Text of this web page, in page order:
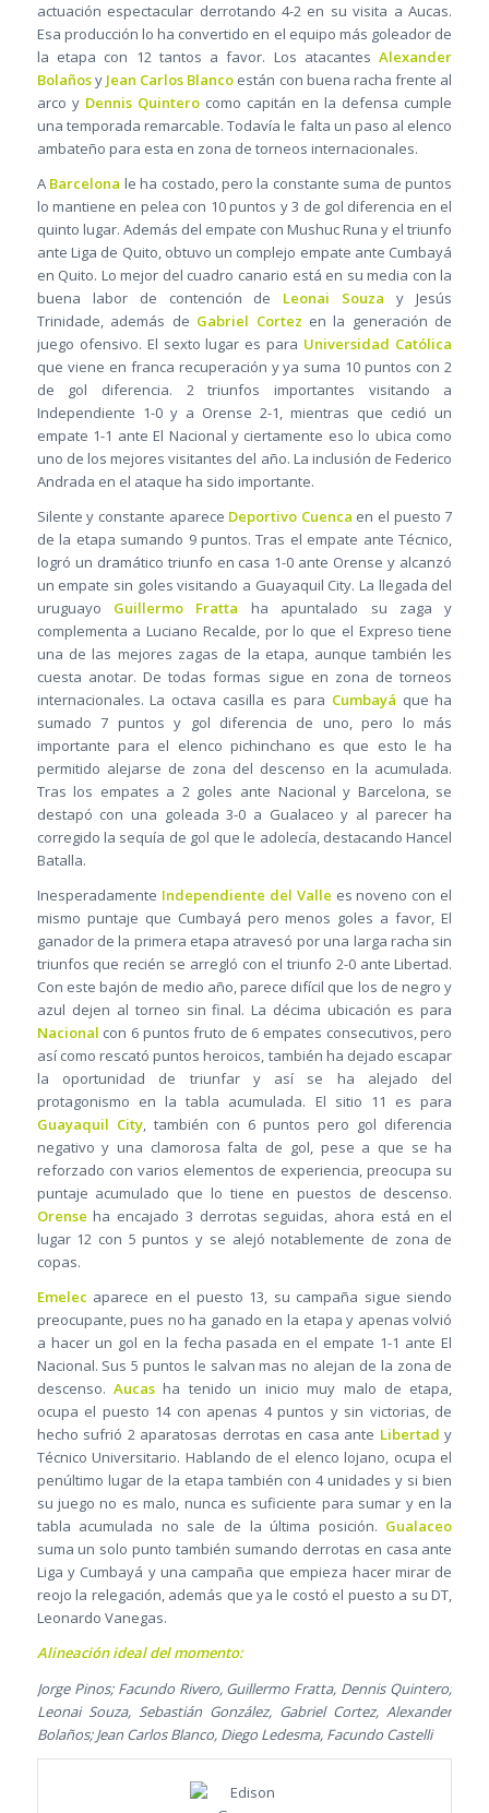
actuación espectacular derrotando 4-2 en su visita a Aucas.
Esa producción lo ha convertido en el equipo más goleador de
la etapa con 12 tantos a favor. Los atacantes Alexander
Bolañosy Jean Carlos Blanco están con buena racha frente al
arco y Dennis Quinterocomo capitán en la defensa cumple
una temporada remarcable. Todavía le falta un paso al elenco
ambateño para esta en zona de torneos internacionales.
A Barcelona le ha costado, pero la constante suma de puntos
lo mantiene en pelea con 10 puntos y 3 de gol diferencia en el
quinto lugar. Además del empate con Mushuc Runa y el triunfo
ante Liga de Quito, obtuvo un complejo empate ante Cumbayá
en Quito. Lo mejor del cuadro canario está en su media con la
buena labor de contención de Leonai Souza y Jesús
Trinidade, además de Gabriel Cortez en la generación de
juego ofensivo. El sexto lugar es para Universidad Católica
que viene en franca recuperación y ya suma 10 puntos con 2
de gol diferencia. 2 triunfos importantes visitando a
Independiente 1-0 y a Orense 2-1, mientras que cedió un
empate 1-1 ante El Nacional y ciertamente eso lo ubica como
uno de los mejores visitantes del año. La inclusión de Federico
Andrada en el ataque ha sido importante.
Silente y constante aparece Deportivo Cuenca en el puesto 7
de la etapa sumando 9 puntos. Tras el empate ante Técnico,
logró un dramático triunfo en casa 1-0 ante Orense y alcanzó
un empate sin goles visitando a Guayaquil City. La llegada del
uruguayo Guillermo Fratta ha apuntalado su zaga y
complementa a Luciano Recalde, por lo que el Expreso tiene
una de las mejores zagas de la etapa, aunque también les
cuesta anotar. De todas formas sigue en zona de torneos
internacionales. La octava casilla es para Cumbayá que ha
sumado 7 puntos y gol diferencia de uno, pero lo más
importante para el elenco pichinchano es que esto le ha
permitido alejarse de zona del descenso en la acumulada.
Tras los empates a 2 goles ante Nacional y Barcelona, se
destapó con una goleada 3-0 a Gualaceo y al parecer ha
corregido la sequía de gol que le adolecía, destacando Hancel
Batalla.
Inesperadamente Independiente del Valle es noveno con el
mismo puntaje que Cumbayá pero menos goles a favor, El
ganador de la primera etapa atravesó por una larga racha sin
triunfos que recién se arregló con el triunfo 2-0 ante Libertad.
Con este bajón de medio año, parece difícil que los de negro y
azul dejen al torneo sin final. La décima ubicación es para
Nacional con 6 puntos fruto de 6 empates consecutivos, pero
así como rescató puntos heroicos, también ha dejado escapar
la oportunidad de triunfar y así se ha alejado del
protagonismo en la tabla acumulada. El sitio 11 es para
Guayaquil City, también con 6 puntos pero gol diferencia
negativo y una clamorosa falta de gol, pese a que se ha
reforzado con varios elementos de experiencia, preocupa su
puntaje acumulado que lo tiene en puestos de descenso.
Orense ha encajado 3 derrotas seguidas, ahora está en el
lugar 12 con 5 puntos y se alejó notablemente de zona de
copas.
Emelec aparece en el puesto 13, su campaña sigue siendo
preocupante, pues no ha ganado en la etapa y apenas volvió
a hacer un gol en la fecha pasada en el empate 1-1 ante El
Nacional. Sus 5 puntos le salvan mas no alejan de la zona de
descenso.Aucas ha tenido un inicio muy malo de etapa,
ocupa el puesto 14 con apenas 4 puntos y sin victorias, de
hecho sufrió 2 aparatosas derrotas en casa ante Libertad y
Técnico Universitario. Hablando de el elenco lojano, ocupa el
penúltimo lugar de la etapa también con 4 unidades y si bien
su juego no es malo, nunca es suficiente para sumar y en la
tabla acumulada no sale de la última posición. Gualaceo
suma un solo punto también sumando derrotas en casa ante
Liga y Cumbayá y una campaña que empieza hacer mirar de
reojo la relegación, además que ya le costó el puesto a su DT,
Leonardo Vanegas.
Alineación ideal del momento:
Jorge Pinos; Facundo Rivero, Guillermo Fratta, Dennis Quintero;
Leonai Souza, Sebastián González, Gabriel Cortez, Alexander
Bolaños; Jean Carlos Blanco, Diego Ledesma, Facundo Castelli